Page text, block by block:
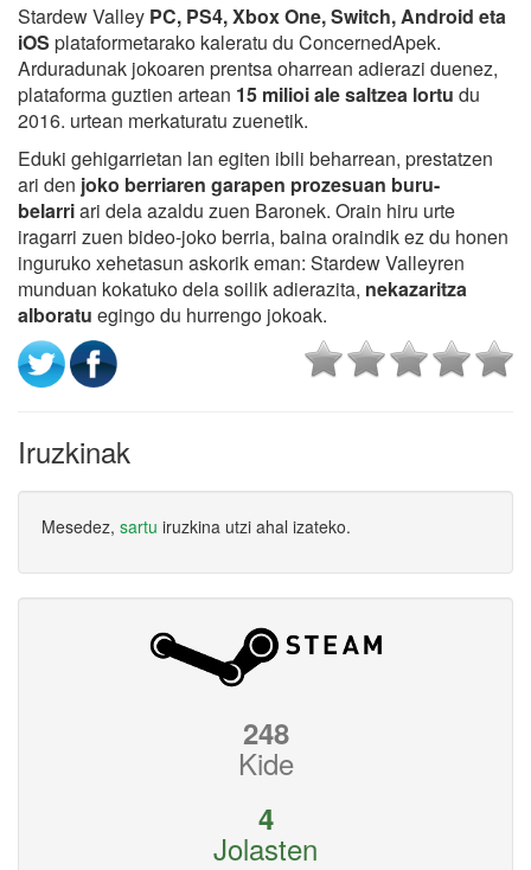
Stardew Valley PC, PS4, Xbox One, Switch, Android eta
iOS plataformetarako kaleratu du ConcernedApek.
Arduradunak jokoaren prentsa oharrean adierazi duenez,
plataforma guztien artean 15 milioi ale saltzea lortu du
2016. urtean merkaturatu zuenetik.
Eduki gehigarrietan lan egiten ibili beharrean, prestatzen
ari den joko berriaren garapen prozesuan buru-
belarriari dela azaldu zuen Baronek. Orain hiru urte
iragarri zuen bideo-joko berria, baina oraindik ez du honen
inguruko xehetasun askorik eman: Stardew Valleyren
munduan kokatuko dela soilik adierazita, nekazaritza
alboratu egingo du hurrengo jokoak.
Iruzkinak
Mesedez, sartu iruzkina utzi ahal izateko.
248
Kide
4
Jolasten